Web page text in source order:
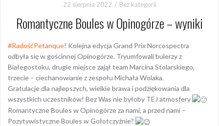
22 sierpnia 2022 Bez kategorii
Romantyczne Boules w Opinogórze – wyniki
#RadośćPetanque! Kolejna edycja Grand Prix Norcospectra
odbyła się w gościnnej Opinogórze. Tryumfowali bulerzy z
Białegostoku, drugie miejsce zajął team Marcina Stolarskiego,
trzecie – ciechanowianie z zespołu Michała Wolaka.
Gratulacje dla najlepszych, wielkie brawa i podziękowania dla
wszystkich uczestników! Bez Was nie byłoby TEJ atmosfery
Romantyczne Boules w Opinogórze za nami, a przed nami –
Pozytywistyczne Boules w Gołotczyźnie?